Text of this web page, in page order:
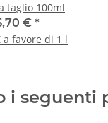
taglio 100ml
€ *
a favore di 1 l
i seguenti